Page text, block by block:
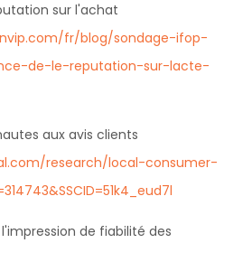
sur l'achat
fr/blog/sondage-ifop-
de-le-reputation-sur-lacte-
aux avis clients
research/local-consumer-
de fiabilité des